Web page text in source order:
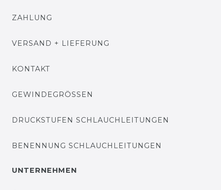
ZAHLUNG
VERSAND + LIEFERUNG
KONTAKT
GEWINDEGRÖSSEN
DRUCKSTUFEN SCHLAUCHLEITUNGEN
BENENNUNG SCHLAUCHLEITUNGEN
UNTERNEHMEN